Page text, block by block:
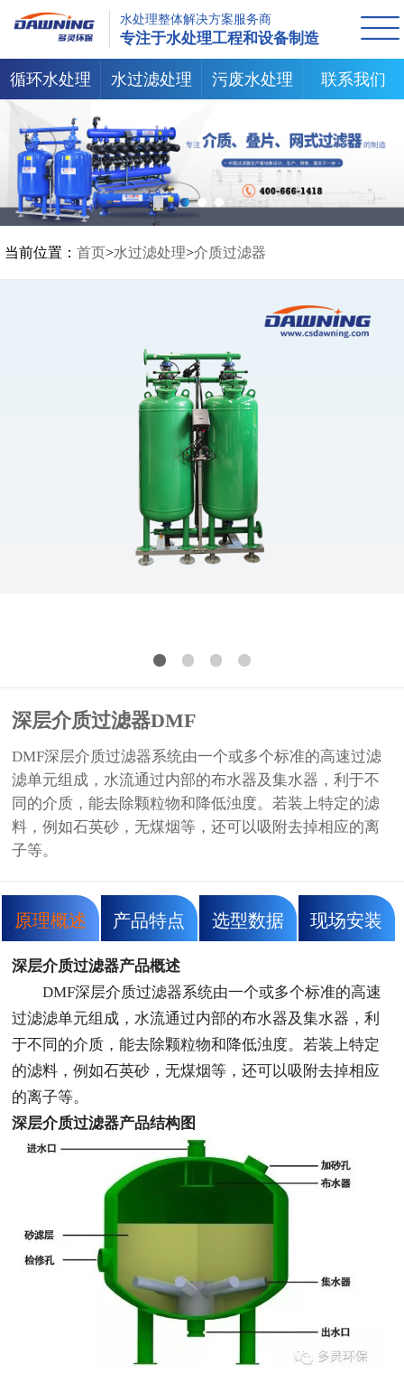
水处理整体解决方案服务商
专注于水处理工程和设备制造
循环水处理 水过滤处理 污废水处理 联系我们
当前位置： 首页>水过滤处理>介质过滤器
深层介质过滤器DMF
DMF深层介质过滤器系统由一个或多个标准的高速过滤
滤单元组成，水流通过内部的布水器及集水器，利于不
同的介质，能去除颗粒物和降低浊度。若装上特定的滤
料，例如石英砂，无煤烟等，还可以吸附去掉相应的离
子等。
原理概述 产品特点 选型数据 现场安装
深层介质过滤器产品概述
DMF深层介质过滤器系统由一个或多个标准的高速
过滤滤单元组成，水流通过内部的布水器及集水器，利
于不同的介质，能去除颗粒物和降低浊度。若装上特定
的滤料，例如石英砂，无煤烟等，还可以吸附去掉相应
的离子等。
深层介质过滤器产品结构图